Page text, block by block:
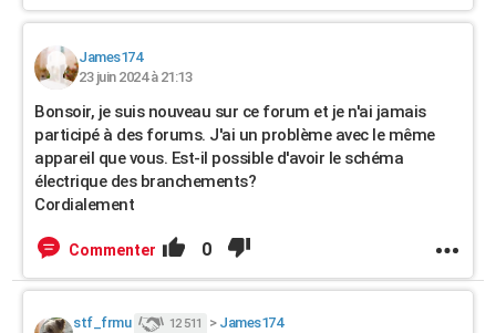
James174
23 juin 2024 à 21:13
Bonsoir, je suis nouveau sur ce forum et je n'ai jamais
participé à des forums. J'ai un problème avec le même
appareil que vous. Est-il possible d'avoir le schéma
électrique des branchements?
Cordialement
Commenter 0
stf_frmu 12 511 > James174